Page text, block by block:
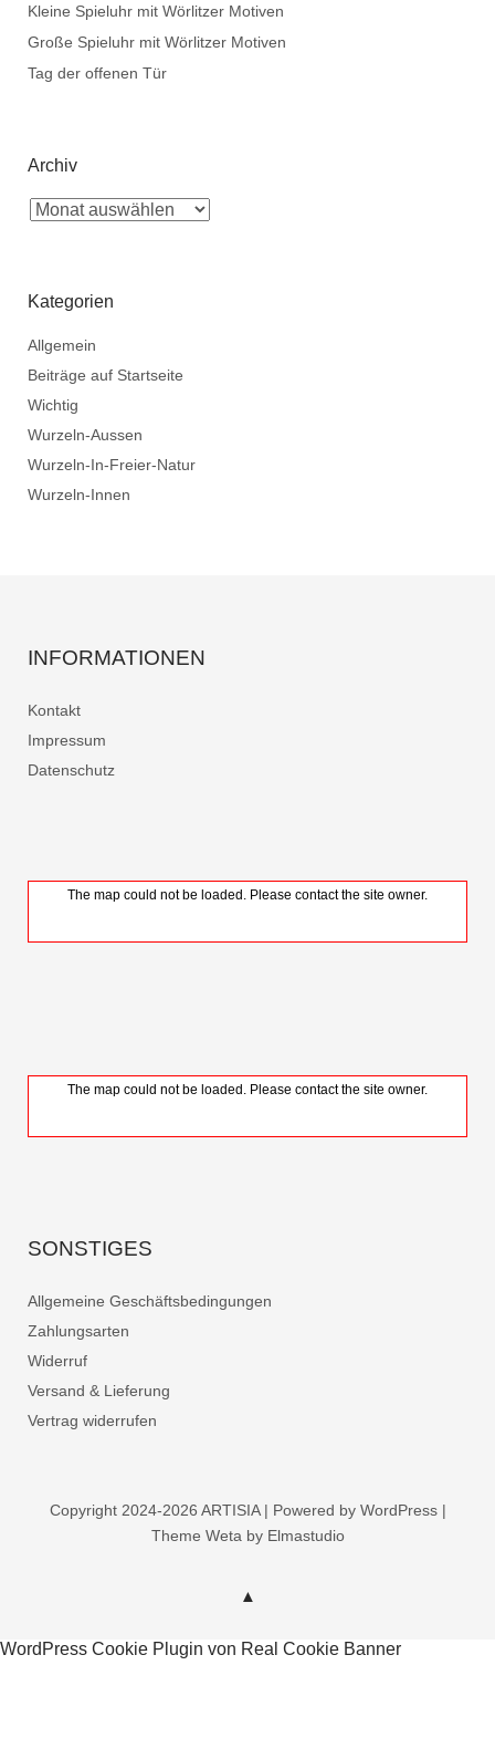
Kleine Spieluhr mit Wörlitzer Motiven
Große Spieluhr mit Wörlitzer Motiven
Tag der offenen Tür
Archiv
Kategorien
Allgemein
Beiträge auf Startseite
Wichtig
Wurzeln-Aussen
Wurzeln-In-Freier-Natur
Wurzeln-Innen
INFORMATIONEN
Kontakt
Impressum
Datenschutz
The map could not be loaded. Please contact the site owner.
The map could not be loaded. Please contact the site owner.
SONSTIGES
Allgemeine Geschäftsbedingungen
Zahlungsarten
Widerruf
Versand & Lieferung
Vertrag widerrufen
Copyright 2024-2026 ARTISIA | Powered by WordPress |
Theme Weta by Elmastudio
WordPress Cookie Plugin von Real Cookie Banner